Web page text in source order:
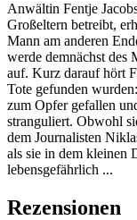
Anwältin Fentje
Großeltern betreibt,
Mann am anderen
werde demnächst des
auf. Kurz darauf hört
Tote gefunden
zum Opfer gefallen
stranguliert. Obwohl
dem Journalisten
als sie in dem kleinen
lebensgefährlich ...
Rezensionen